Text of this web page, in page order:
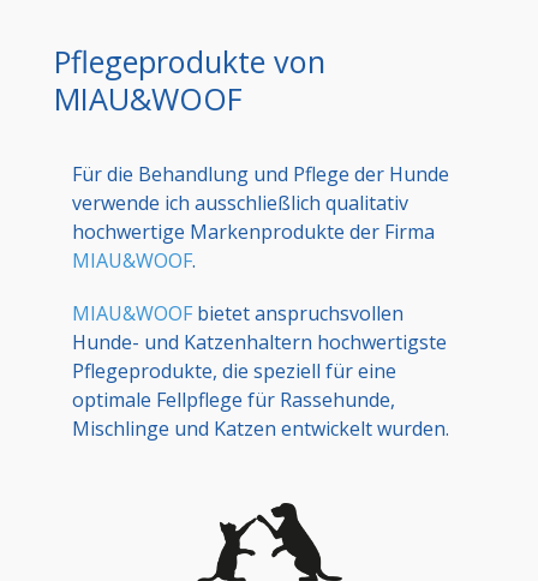
Pflegeprodukte von
MIAU&WOOF
Für die Behandlung und Pflege der Hunde
verwende ich ausschließlich qualitativ
hochwertige Markenprodukte der Firma
MIAU&WOOF.
MIAU&WOOF bietet anspruchsvollen
Hunde- und Katzenhaltern hochwertigste
Pflegeprodukte, die speziell für eine
optimale Fellpflege für Rassehunde,
Mischlinge und Katzen entwickelt wurden.